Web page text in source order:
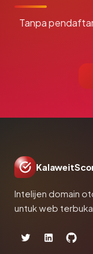
Tanpa
Intelijen domain
untuk web terbuka.